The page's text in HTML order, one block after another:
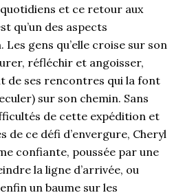
et ce retour aux
qu’un des aspects
gens qu’elle croise sur son
réfléchir et angoisser,
de ses rencontres qui la font
sur son chemin. Sans
de cette expédition et
de ce défi d’envergure, Cheryl
confiante, poussée par une
la ligne d’arrivée, ou
un baume sur les